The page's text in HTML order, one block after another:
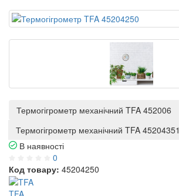
Термогігрометр механічний TFA 452006
Термогігрометр механічний TFA 45204351
В наявності
0
Код товару: 45204250